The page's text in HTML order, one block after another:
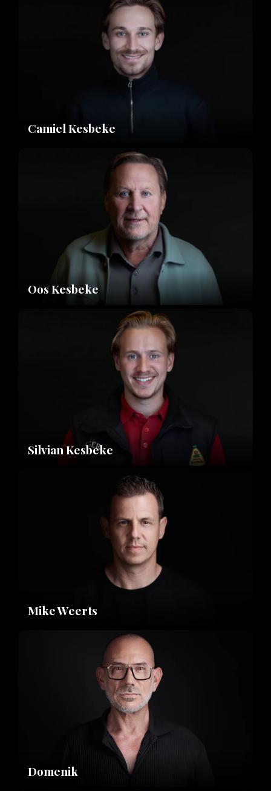
Camiel Kesbeke
Oos Kesbeke
Silvian Kesbeke
Mike Weerts
Domenik